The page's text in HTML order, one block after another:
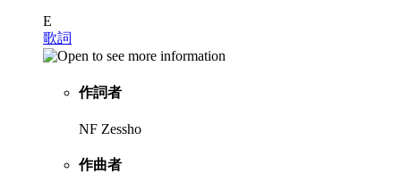
E
歌詞
作詞者
NF Zessho
作曲者